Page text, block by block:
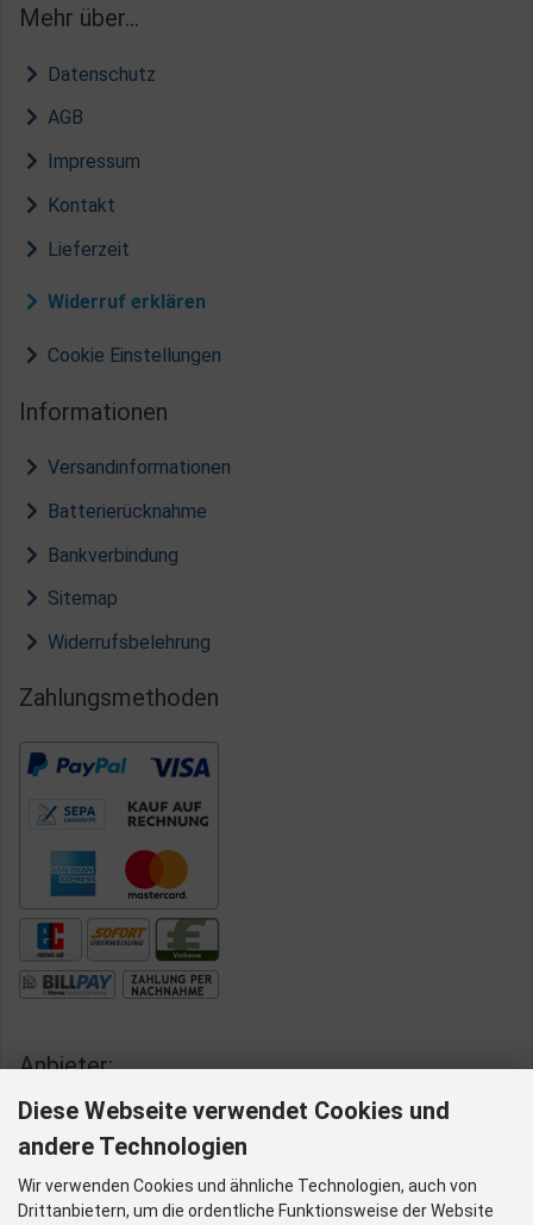
Mehr über...
Datenschutz
AGB
Impressum
Kontakt
Lieferzeit
Widerruf erklären
Cookie Einstellungen
Informationen
Versandinformationen
Batterierücknahme
Bankverbindung
Sitemap
Widerrufsbelehrung
Zahlungsmethoden
Anbieter:
Aqua-Poolshop
Wiedfeldstraße 43
Kontakt:
Diese Webseite verwendet Cookies und
andere Technologien
Wir verwenden Cookies und ähnliche Technologien, auch von
Drittanbietern, um die ordentliche Funktionsweise der Website